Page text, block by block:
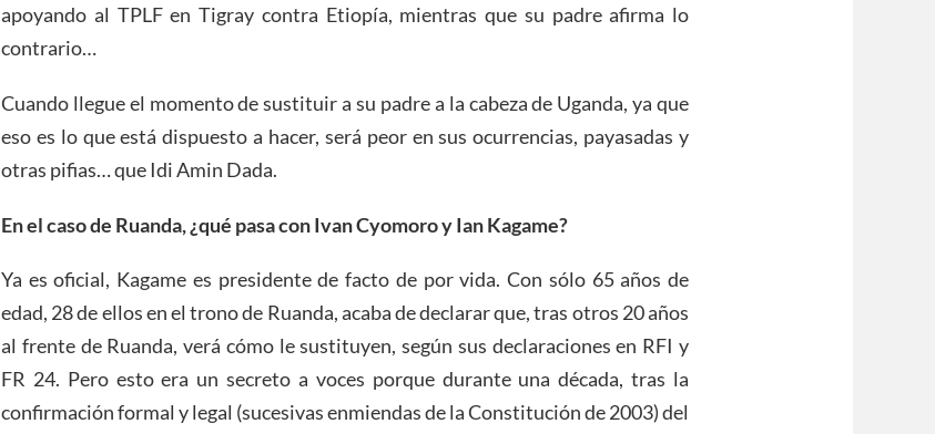
apoyando al TPLF en Tigray contra Etiopía, mientras que su padre afirma lo
contrario…
Cuando llegue el momento de sustituir a su padre a la cabeza de Uganda, ya que
eso es lo que está dispuesto a hacer, será peor en sus ocurrencias, payasadas y
otras pifias… que Idi Amin Dada.
En el caso de Ruanda, ¿qué pasa con Ivan Cyomoro yIan Kagame?
Ya es oficial, Kagame es presidente de facto de por vida. Con sólo 65 años de
edad, 28 de ellos en el trono de Ruanda, acaba de declarar que, tras otros 20 años
al frente de Ruanda, verá cómo le sustituyen, según sus declaraciones en RFI y
FR 24. Pero esto era un secreto a voces porque durante una década, tras la
confirmación formal y legal (sucesivas enmiendas de la Constitución de 2003) del